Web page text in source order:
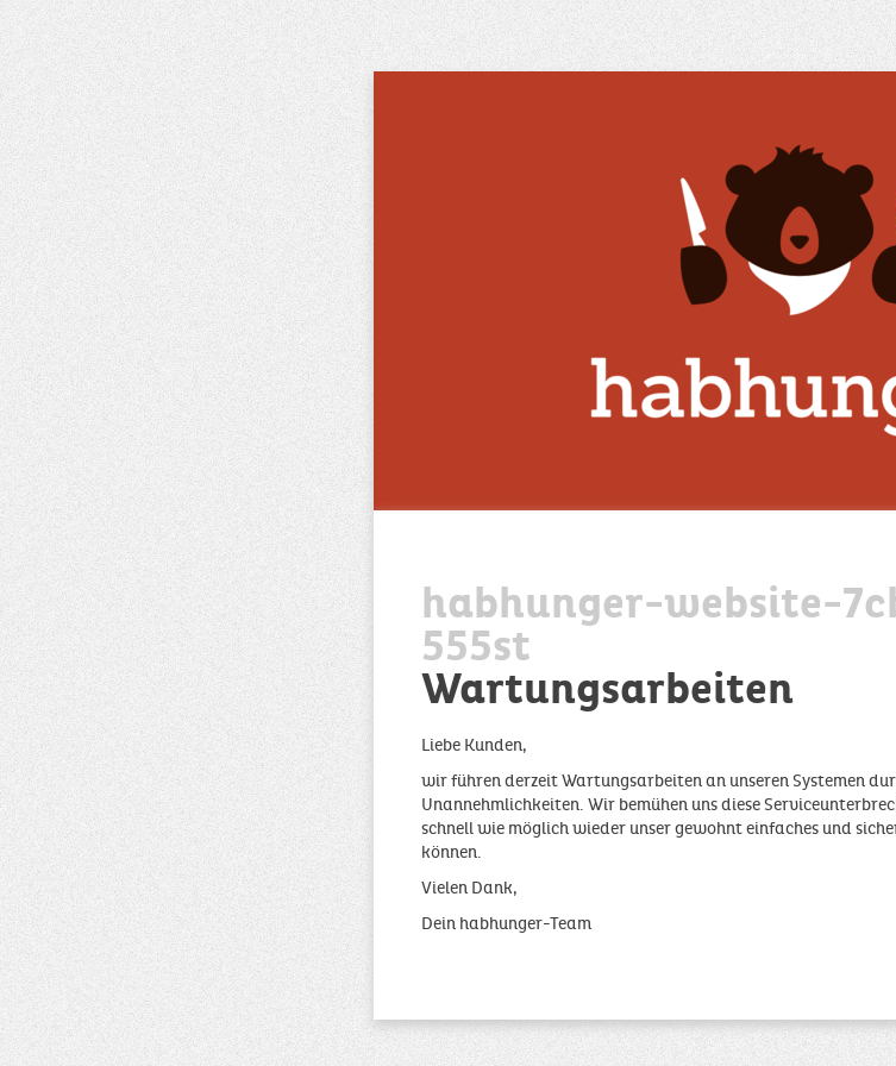
habhunger-website-
555st
Wartungsarbeiten
Liebe Kunden,
wir führen derzeit Wartungsarbeiten an unseren Systemen
Unannehmlichkeiten. Wir bemühen uns diese
schnell wie möglich wieder unser gewohnt einfaches und
können.
Vielen Dank,
Dein habhunger-Team